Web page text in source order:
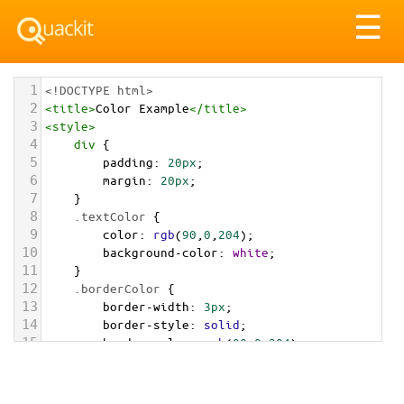
☰
1 <!DOCTYPE html>
2 <title>Color Example</title>
3 <style>
4 div {
5 padding: 20px;
6 margin: 20px;
7 }
8 .textColor {
9 color: rgb(90 0 204);
10 background-color: white;
11 }
12 .borderColor {
13 border-width: 3px;
14 border-style: solid;
15 border-color: rgb(90,0,204);